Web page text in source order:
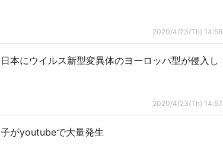
2020/4/23(Th) 14:58
本にウイルス新型変異体のヨーロッパ型が侵入し
2020/4/23(Th) 14:57
子がyoutubeで大量発生